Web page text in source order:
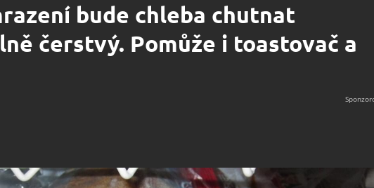
bude chleba chutnat
čerstvý. Pomůže i toastovač a